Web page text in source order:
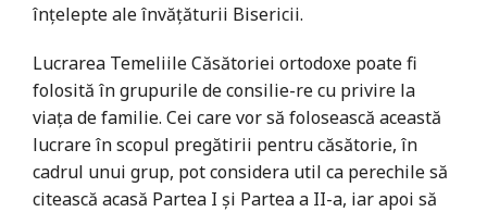
înțelepte ale învățăturii Bisericii.
Lucrarea Temeliile Căsătoriei ortodoxe poate fi
folosită în grupurile de consilie-re cu privire la
viața de familie. Cei care vor să folosească această
lucrare în scopul pregătirii pentru căsătorie, în
cadrul unui grup, pot considera util ca perechile să
citească acasă Partea I și Partea a II-a, iar apoi să